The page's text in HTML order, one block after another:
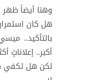
وهنا أيضاً ظهر
هل كان
بالتأكيد..
أكبر.. إعلاناتٍ
لكن هل تكفي